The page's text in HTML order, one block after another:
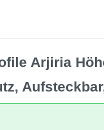
Arjiria